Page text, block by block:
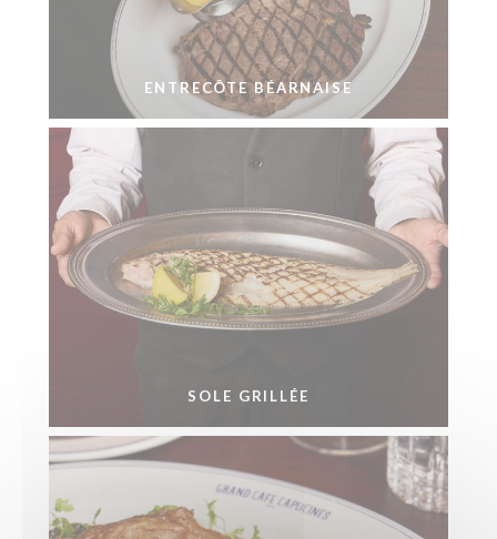
ENTRECÔTE BÉARNAISE
SOLE GRILLÉE